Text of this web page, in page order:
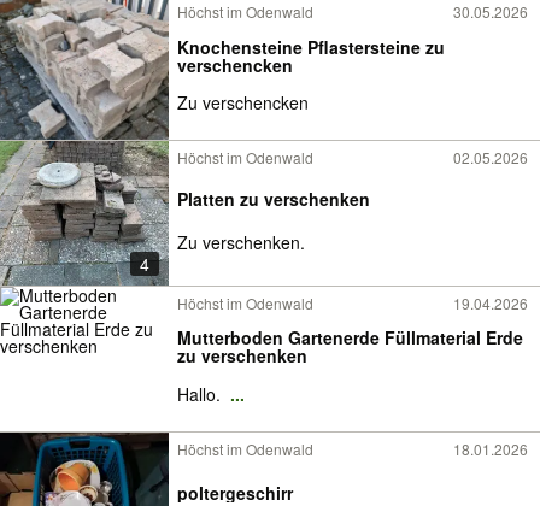
Höchst im Odenwald 30.05.2026
Knochensteine Pflastersteine zu
verschencken
Zu verschencken
4
Höchst im Odenwald 02.05.2026
Platten zu verschenken
Zu verschenken.
Höchst im Odenwald 19.04.2026
Mutterboden Gartenerde Füllmaterial Erde
zu verschenken
Hallo. ...
Höchst im Odenwald 18.01.2026
poltergeschirr